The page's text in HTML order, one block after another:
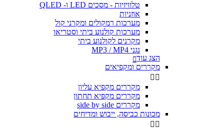
טלוויזיות - מסכים LED ו- QLED
אוזניות
מערכות רמקולים ומקרני קול
מערכות קולנוע ביתי וסטריאו
מקרנים לקולנוע ביתי
נגני MP3 / MP4
הצג עוד
מקררים ומקפיאים
 
מקררים מקפיא עליון
מקררים מקפיא תחתון
מקררים side by side
מכונות כביסה, ייבוש ומדיחים
 